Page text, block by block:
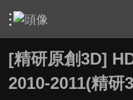
› 影片創作區 › 精研原
[精研原創3D]
2010-2011(精研